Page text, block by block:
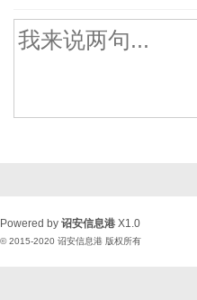
Powered by 诏安信息港 X1.0
© 2015-2020 诏安信息港 版权所有